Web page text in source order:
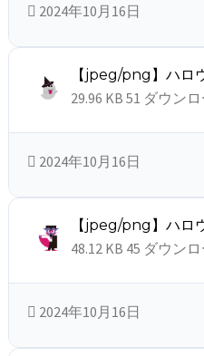
2024年10月16日
【jpeg/png】ハロ
29.96 KB51 ダウン
2024年10月16日
【jpeg/png】ハロ
48.12 KB 45 ダウン
2024年10月16日